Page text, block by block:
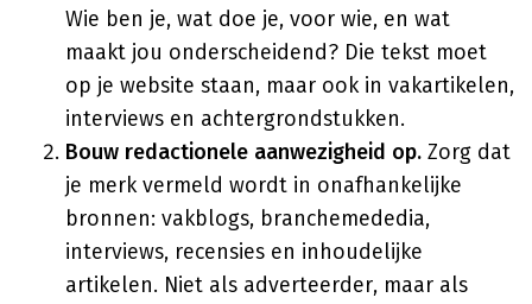
Wie ben je, wat doe je, voor wie, en wat
maakt jou onderscheidend? Die tekst moet
op je website staan, maar ook in vakartikelen,
interviews en achtergrondstukken.
Bouw redactionele aanwezigheid op. Zorg dat
je merk vermeld wordt in onafhankelijke
bronnen: vakblogs, branchemededia,
interviews, recensies en inhoudelijke
artikelen. Niet als adverteerder, maar als